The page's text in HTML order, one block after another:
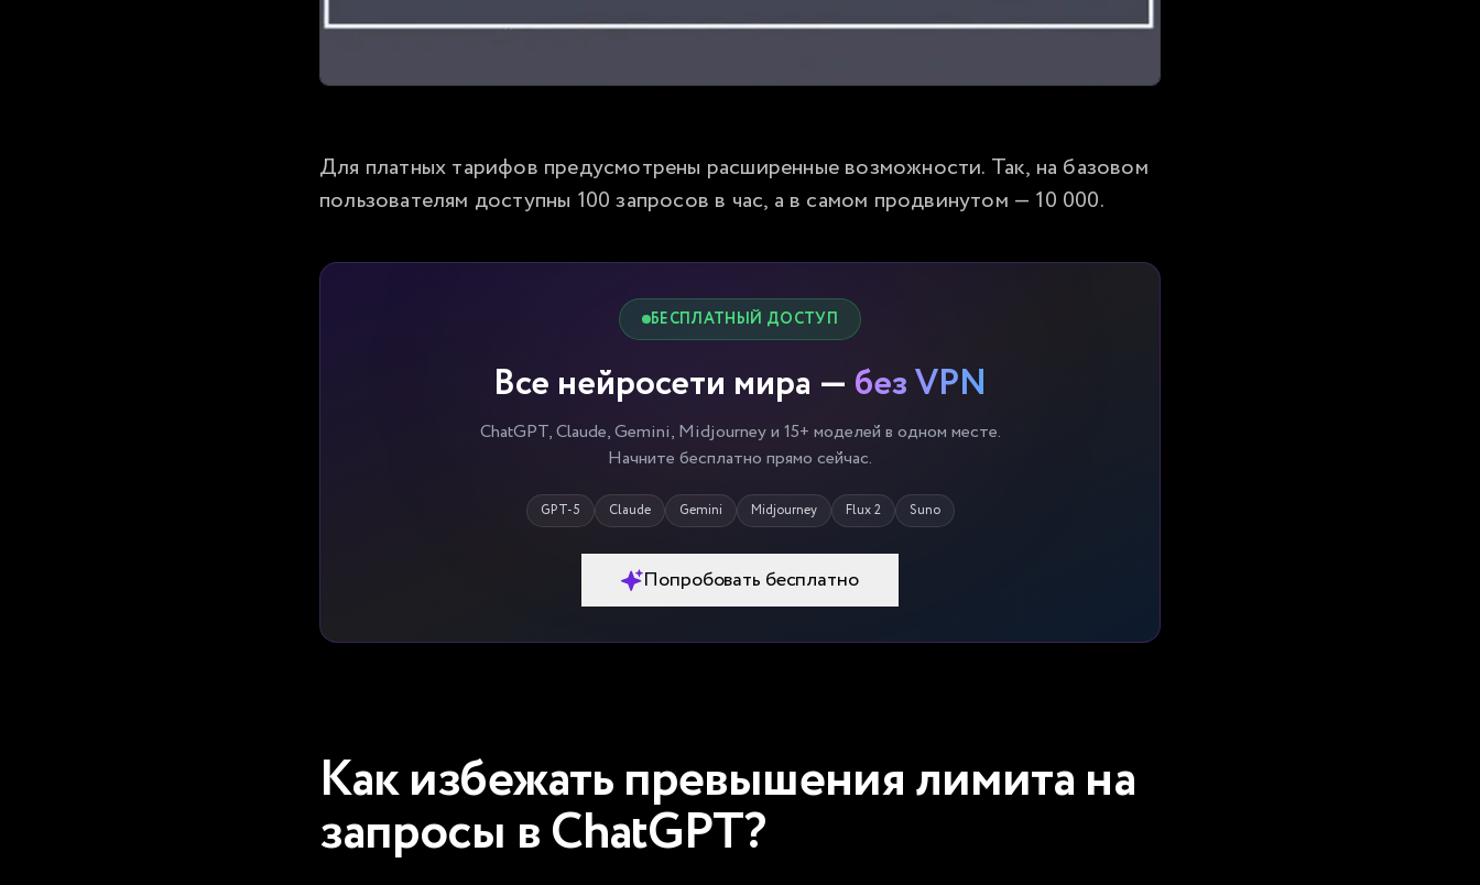
Для платных тарифов предусмотрены расширенные возможности. Так, на базовом
пользователям доступны 100 запросов в час, а в самом продвинутом — 10 000.
БЕСПЛАТНЫЙ ДОСТУП
Все нейросети мира — без VPN
ChatGPT, Claude, Gemini, Midjourney и 15+ моделей в одном месте.
Начните бесплатно прямо сейчас.
GPT-5 Claude Gemini Midjourney Flux 2 Suno
Попробовать бесплатно
Как избежать превышения лимита на
запросы в ChatGPT?